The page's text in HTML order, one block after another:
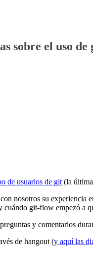
sobre el uso de
de usuarios de git (la
nosotros su experiencia
git-flow empezó a
y comentarios
de hangout (y aquí las